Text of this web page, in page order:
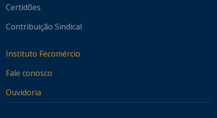
Certidões
Contribuição Sindical
Instituto Fecomércio
Fale conosco
Ouvidoria